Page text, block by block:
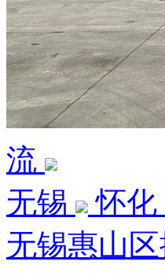
流
无锡
怀化
无锡惠山